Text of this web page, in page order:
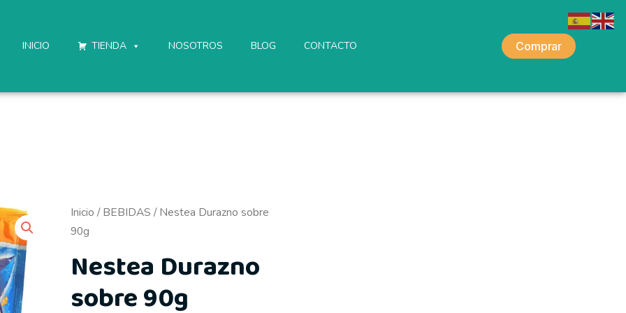
INICIO TIENDA NOSOTROS BLOG CONTACTO Comprar
Inicio /BEBIDAS / Nestea Durazno sobre
90g
Nestea Durazno
sobre 90g